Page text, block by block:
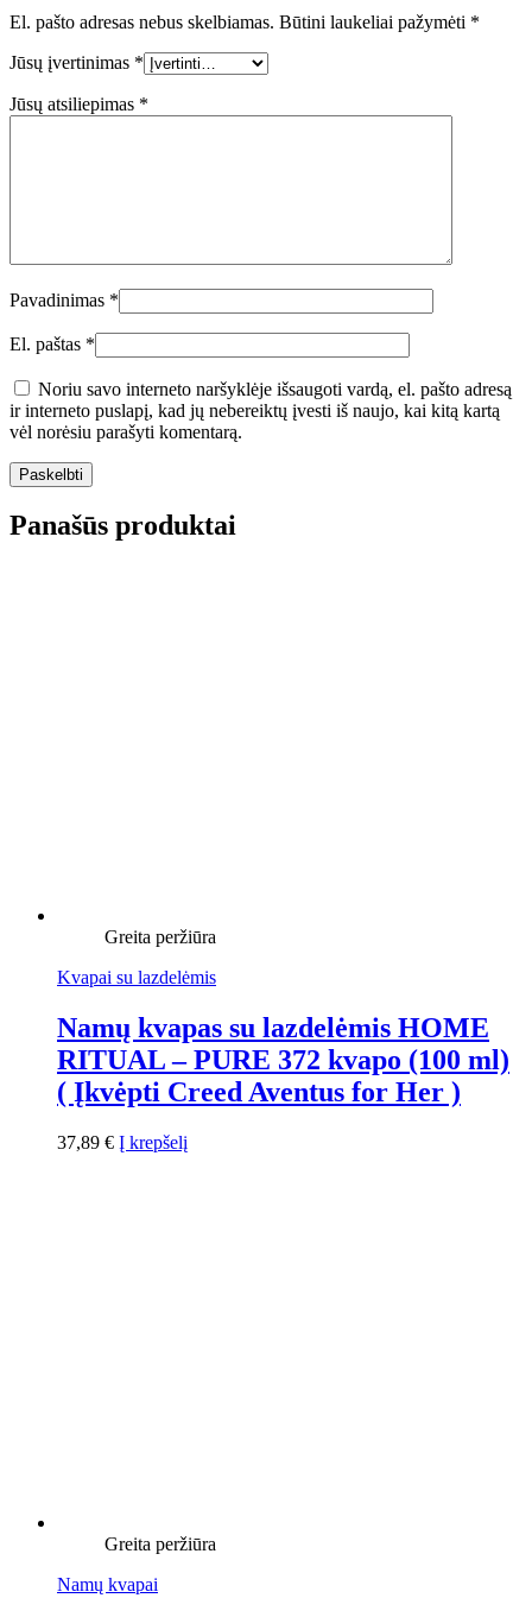
El. pašto adresas nebus skelbiamas. Būtini laukeliai pažymėti *
Jūsų įvertinimas *
Jūsų atsiliepimas *
Pavadinimas *
El. paštas *
Noriu savo interneto naršyklėje išsaugoti vardą, el. pašto adresą
ir interneto puslapį, kad jų nebereiktų įvesti iš naujo, kai kitą kartą
vėl norėsiu parašyti komentarą.
Panašūs produktai
Greita peržiūra
Kvapai su lazdelėmis
Namų kvapas su lazdelėmis HOME
RITUAL – PURE 372 kvapo (100 ml)
( Įkvėpti Creed Aventus for Her )
37,89 € Į krepšelį
Greita peržiūra
Namų kvapai